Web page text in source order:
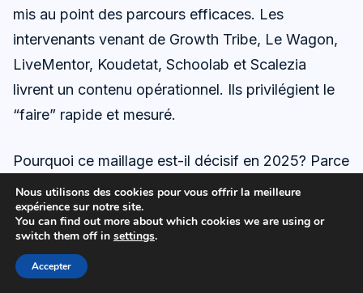
mis au point des parcours efficaces. Les
intervenants venant de Growth Tribe, Le Wagon,
LiveMentor, Koudetat, Schoolab et Scalezia
livrent un contenu opérationnel. Ils privilégient le
“faire” rapide et mesuré.
Pourquoi ce maillage est-il décisif en 2025? Parce
que l’environnement change vite et que les coûts
montent. Un praticien isolé itère moins vite qu’un
réseau vivant. Les communautés comme
GrowthMakers, ou des collectifs tels que Captain
Nous utilisons des cookies pour vous offrir la meilleure
expérience sur notre site.
You can find out more about which cookies we are using or
switch them off in settings.
Accepter